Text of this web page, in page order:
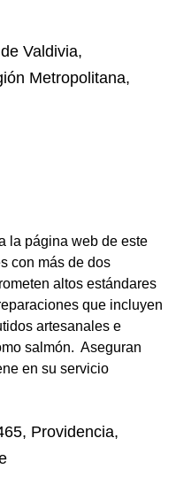
Valdivia,
Metropolitana,
la página web de este
con más de dos
altos estándares
que incluyen
artesanales e
salmón. Aseguran
en su servicio
Providencia,